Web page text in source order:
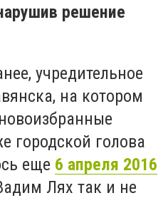
решение
учредительное
на котором
городской голова
еще 6 апреля 2016
Лях так и не